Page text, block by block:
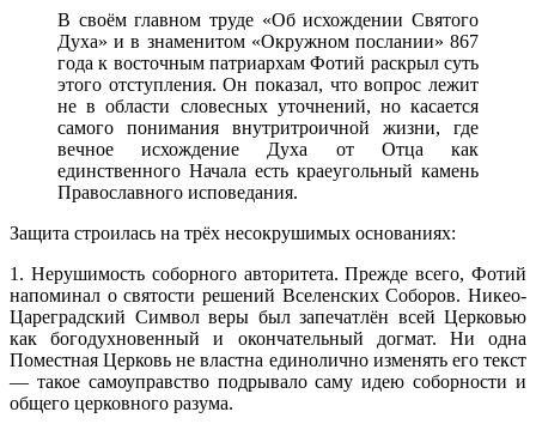
В своём главном труде «Об исхождении Святого
Духа» и в знаменитом «Окружном послании» 867
года к восточным патриархам Фотий раскрыл суть
этого отступления. Он показал, что вопрос лежит
не в области словесных уточнений, но касается
самого понимания внутритроичной жизни, где
вечное исхождение Духа от Отца как
единственного Начала есть краеугольный камень
Православного исповедания.
Защита строилась на трёх несокрушимых основаниях:
1. Нерушимость соборного авторитета. Прежде всего, Фотий
напоминал о святости решений Вселенских Соборов. Никео-
Цареградский Символ веры был запечатлён всей Церковью
как богодухновенный и окончательный догмат. Ни одна
Поместная Церковь не властна единолично изменять его текст
— такое самоуправство подрывало саму идею соборности и
общего церковного разума.